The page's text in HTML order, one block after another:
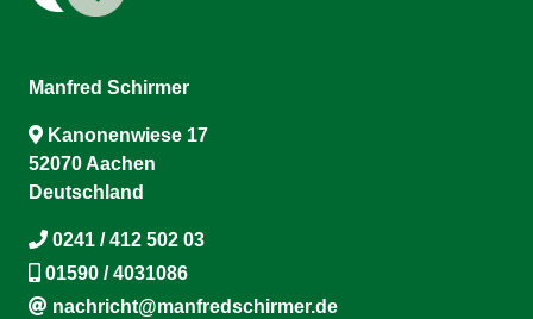
Manfred Schirmer
Kanonenwiese 17
52070 Aachen
Deutschland
0241 / 412 502 03
01590 / 4031086
nachricht@manfredschirmer.de